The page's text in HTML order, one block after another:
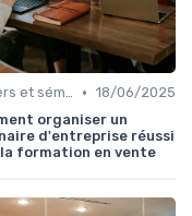
Ateliers et séminaires • 18/06/2025
organiser un
d'entreprise réussi
formation en vente